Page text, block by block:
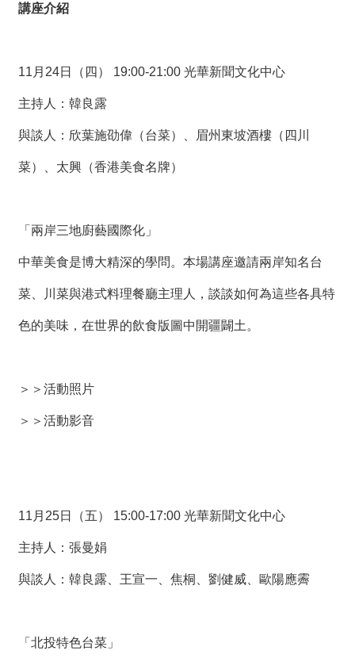
講座介紹
11月24日（四） 19:00-21:00 光華新聞文化中心
主持人：韓良露
與談人：欣葉施劭偉（台菜）、眉州東坡酒樓（四川
菜）、太興（香港美食名牌）
「兩岸三地廚藝國際化」
中華美食是博大精深的學問。本場講座邀請兩岸知名台
菜、川菜與港式料理餐廳主理人，談談如何為這些各具特
色的美味，在世界的飲食版圖中開疆闢土。
＞＞ 活動照片
＞＞ 活動影音
11月25日（五） 15:00-17:00 光華新聞文化中心
主持人：張曼娟
與談人：韓良露、王宣一、焦桐、劉健威、歐陽應霽
「北投特色台菜」